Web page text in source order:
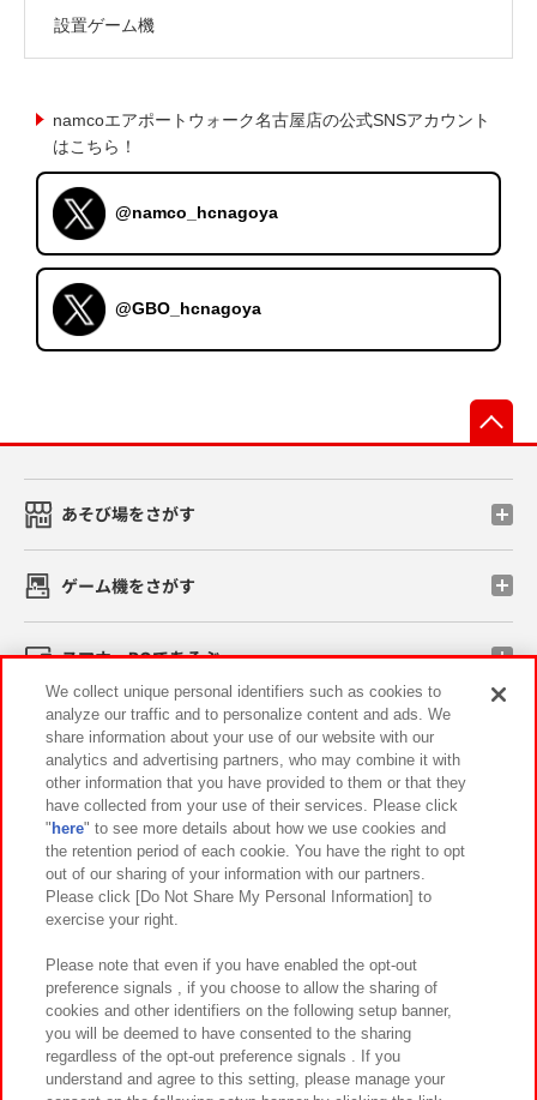
設置ゲーム機
namcoエアポートウォーク名古屋店の公式SNSアカウント
はこちら！
@namco_hcnagoya
@GBO_hcnagoya
あそび場をさがす
ゲーム機をさがす
スマホ・PCであそぶ
イベント・キャンペーン
関連会社 サステナビリティ サイトポリシー
プライバシーポリシー ウェブアクセシビリティ方針と検証結果
お取引先さまとともに
カスタマーハラスメント対応方針 よくあるご質問・お問い合わせ
We collect unique personal identifiers such as cookies to
analyze our traffic and to personalize content and ads. We
share information about your use of our website with our
analytics and advertising partners, who may combine it with
other information that you have provided to them or that they
have collected from your use of their services. Please click
" here" to see more details about how we use cookies and
the retention period of each cookie. You have the right to opt
out of our sharing of your information with our partners.
Please click [Do Not Share My Personal Information] to
exercise your right.
Please note that even if you have enabled the opt-out
preference signals , if you choose to allow the sharing of
cookies and other identifiers on the following setup banner,
you will be deemed to have consented to the sharing
regardless of the opt-out preference signals . If you
understand and agree to this setting, please manage your